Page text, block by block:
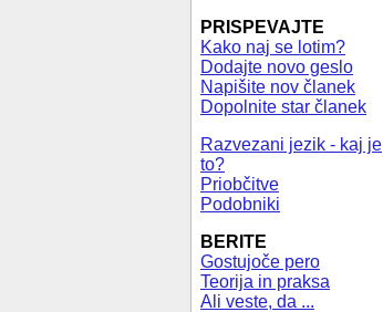
PRISPEVAJTE
Kako naj se lotim?
Dodajte novo geslo
Napišite nov članek
Dopolnite star članek
Razvezani jezik - kaj je
to?
Priobčitve
Podobniki
BERITE
Gostujoče pero
Teorija in praksa
Ali veste, da ...